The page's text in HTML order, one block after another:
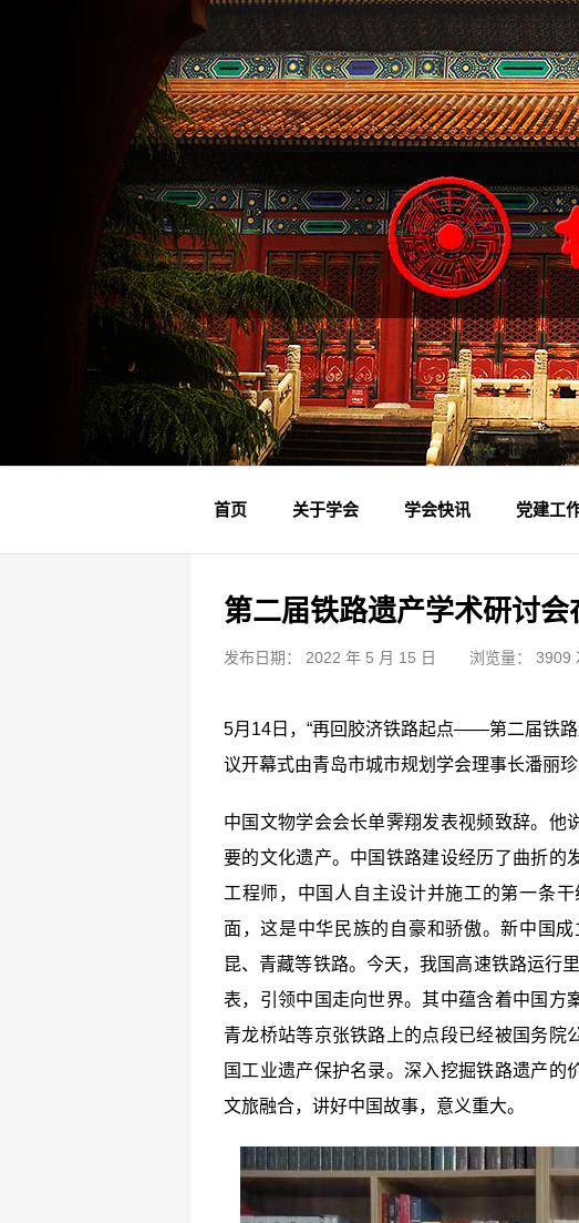
首页 关于学会
学会简介
章程制度
领导成员
理事名单
专家委员会
学术专家
学会会标
学会年鉴
学会快讯
学会动态
文物要闻
党建工
第二届铁路遗产学术研讨会
发布日期： 2022 年 5 月 15 日 浏览量： 3909
5月14日，“再回胶济铁路起点——第二届铁
议开幕式由青岛市城市规划学会理事长潘丽珍
中国文物学会会长单霁翔发表视频致辞。他
要的文化遗产。中国铁路建设经历了曲折的
工程师，中国人自主设计并施工的第一条
面，这是中华民族的自豪和骄傲。新中国
昆、青藏等铁路。今天，我国高速铁路运行
表，引领中国走向世界。其中蕴含着中国方
青龙桥站等京张铁路上的点段已经被国务院
国工业遗产保护名录。深入挖掘铁路遗产
文旅融合，讲好中国故事，意义重大。